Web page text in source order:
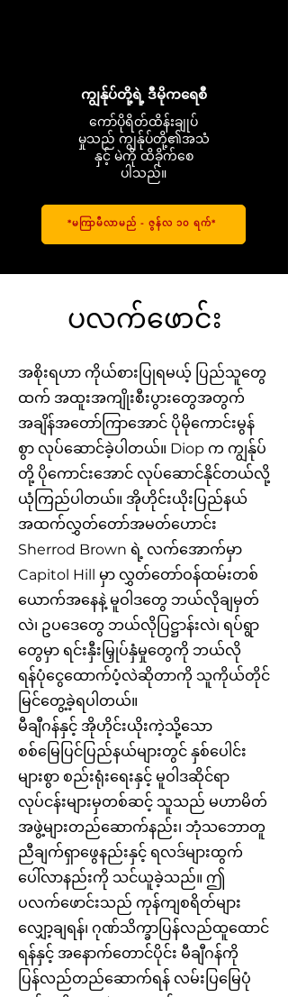
ကျွန်ုပ်တို့ရဲ့ ဒီမိုကရေစီ
ကော်ပိုရိတ်ထိန်းချုပ်
မှုသည် ကျွန်ုပ်တို့၏အသံ
နှင့် မဲကို ထိခိုက်စေ
ပါသည်။
*မကြာမီလာမည် - ဇွန်လ ၁၀ ရက်*
ပလက်ဖောင်း
အစိုးရဟာ ကိုယ်စားပြုရမယ့် ပြည်သူတွေ
ထက် အထူးအကျိုးစီးပွားတွေအတွက်
အချိန်အတော်ကြာအောင် ပိုမိုကောင်းမွန်
စွာ လုပ်ဆောင်ခဲ့ပါတယ်။ Diop က ကျွန်ုပ်
တို့ ပိုကောင်းအောင် လုပ်ဆောင်နိုင်တယ်လို့
ယုံကြည်ပါတယ်။ အိုဟိုင်းယိုးပြည်နယ်
အထက်လွှတ်တော်အမတ်ဟောင်း
Sherrod Brown ရဲ့ လက်အောက်မှာ
Capitol Hill မှာ လွှတ်တော်ဝန်ထမ်းတစ်
ယောက်အနေနဲ့ မူဝါဒတွေ ဘယ်လိုချမှတ်
လဲ၊ ဥပဒေတွေ ဘယ်လိုပြဋ္ဌာန်းလဲ၊ ရပ်ရွာ
တွေမှာ ရင်းနှီးမြှုပ်နှံမှုတွေကို ဘယ်လို
ရန်ပုံငွေထောက်ပံ့လဲဆိုတာကို သူကိုယ်တိုင်
မြင်တွေ့ခဲ့ရပါတယ်။
မီချီဂန်နှင့် အိုဟိုင်းယိုးကဲ့သို့သော
စစ်မြေပြင်ပြည်နယ်များတွင် နှစ်ပေါင်း
များစွာ စည်းရုံးရေးနှင့် မူဝါဒဆိုင်ရာ
လုပ်ငန်းများမှတစ်ဆင့် သူသည် မဟာမိတ်
အဖွဲ့များတည်ဆောက်နည်း၊ ဘုံသဘောတူ
ညီချက်ရှာဖွေနည်းနှင့် ရလဒ်များထွက်
ပေါ်လာနည်းကို သင်ယူခဲ့သည်။ ဤ
ပလက်ဖောင်းသည် ကုန်ကျစရိတ်များ
လျှော့ချရန်၊ ဂုဏ်သိက္ခာပြန်လည်ထူထောင်
ရန်နှင့် အနောက်တောင်ပိုင်း မီချီဂန်ကို
ပြန်လည်တည်ဆောက်ရန် လမ်းပြမြေပုံ